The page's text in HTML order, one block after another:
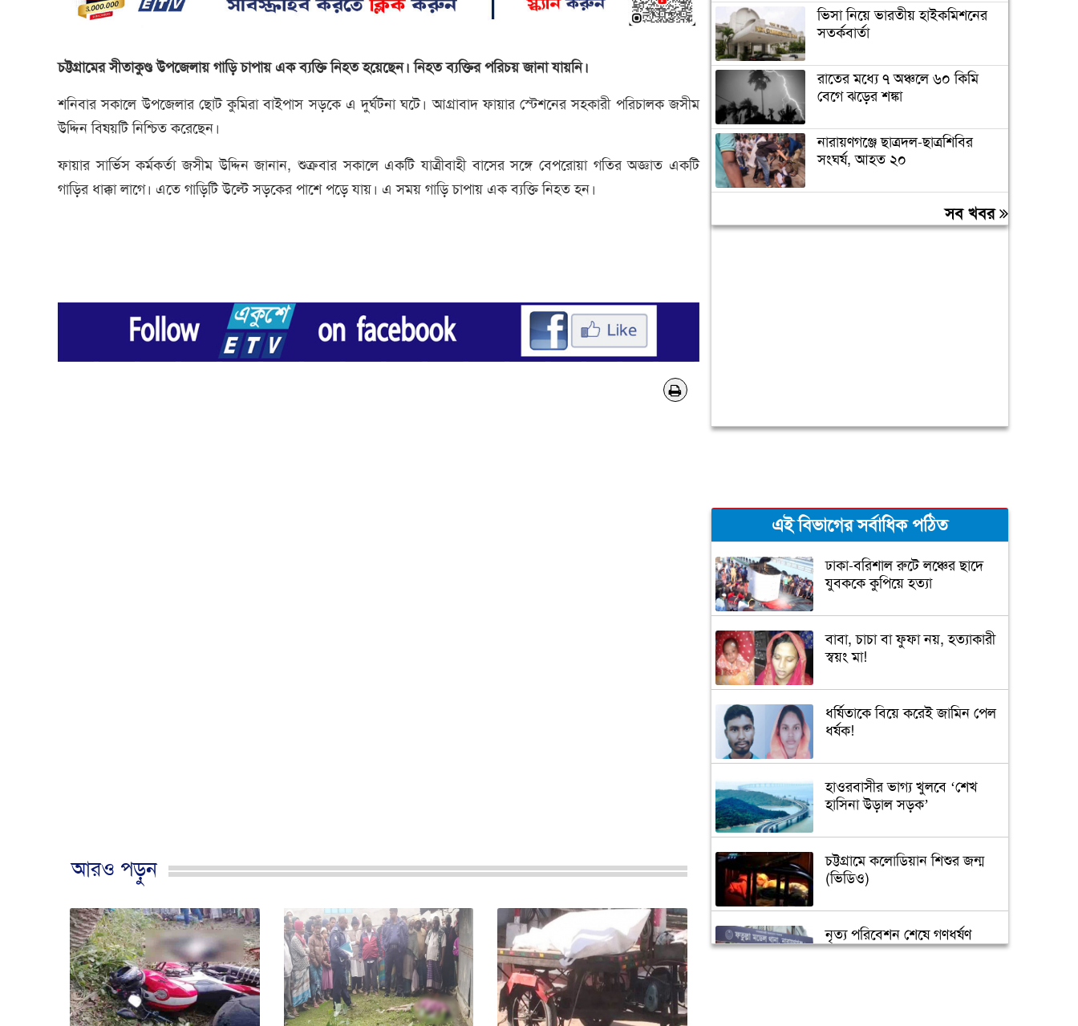
চট্টগ্রামের সীতাকুণ্ড উপজেলায় গাড়ি চাপায় এক ব্যক্তি নিহত হয়েছেন। নিহত ব্যক্তির পরিচয় জানা যায়নি।
শনিবার সকালে উপজেলার ছোট কুমিরা বাইপাস সড়কে এ দুর্ঘটনা ঘটে। আগ্রাবাদ ফায়ার স্টেশনের সহকারী পরিচালক জসীম
উদ্দিন বিষয়টি নিশ্চিত করেছেন।
ফায়ার সার্ভিস কর্মকর্তা জসীম উদ্দিন জানান, শুক্রবার সকালে একটি যাত্রীবাহী বাসের সঙ্গে বেপরোয়া গতির অজ্ঞাত একটি
গাড়ির ধাক্কা লাগে। এতে গাড়িটি উল্টে সড়কের পাশে পড়ে যায়। এ সময় গাড়ি চাপায় এক ব্যক্তি নিহত হন।
আরও পড়ুন
ভিসা নিয়ে ভারতীয় হাইকমিশনের
সতর্কবার্তা
রাতের মধ্যে ৭ অঞ্চলে ৬০ কিমি
বেগে ঝড়ের শঙ্কা
নারায়ণগঞ্জে ছাত্রদল-ছাত্রশিবির
সংঘর্ষ, আহত ২০
‘যে ডকুমেন্টারিতে আবু সাঈদের
ছবি নেই, সেটা কোনো ডকুমেন্টারি
সব খবর
এই বিভাগের সর্বাধিক পঠিত
ঢাকা-বরিশাল রুটে লঞ্চের ছাদে
যুবককে কুপিয়ে হত্যা
বাবা, চাচা বা ফুফা নয়, হত্যাকারী
স্বয়ং মা!
ধর্ষিতাকে বিয়ে করেই জামিন পেল
ধর্ষক!
হাওরবাসীর ভাগ্য খুলবে ‘শেখ
হাসিনা উড়াল সড়ক’
চট্টগ্রামে কলোডিয়ান শিশুর জন্ম
(ভিডিও)
নৃত্য পরিবেশন শেষে গণধর্ষণ